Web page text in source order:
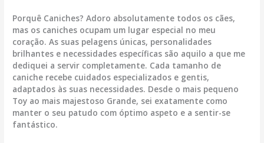
Porquê Caniches? Adoro absolutamente todos os cães,
mas os caniches ocupam um lugar especial no meu
coração. As suas pelagens únicas, personalidades
brilhantes e necessidades específicas são aquilo a que me
dediquei a servir completamente. Cada tamanho de
caniche recebe cuidados especializados e gentis,
adaptados às suas necessidades. Desde o mais pequeno
Toy ao mais majestoso Grande, sei exatamente como
manter o seu patudo com óptimo aspeto e a sentir-se
fantástico.